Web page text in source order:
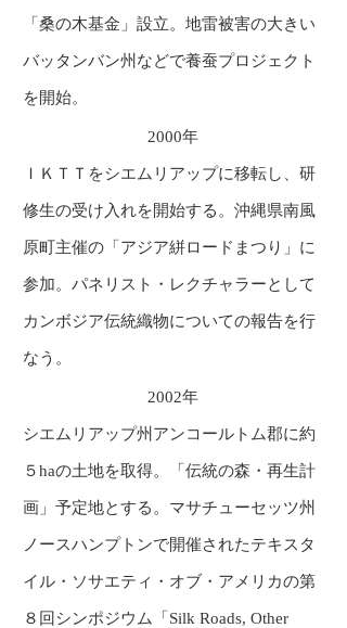
「桑の木基金」設立。地雷被害の大きい
バッタンバン州などで養蚕プロジェクト
を開始。
2000年
ＩＫＴＴをシエムリアップに移転し、研
修生の受け入れを開始する。沖縄県南風
原町主催の「アジア絣ロードまつり」に
参加。パネリスト・レクチャラーとして
カンボジア伝統織物についての報告を行
なう。
2002年
シエムリアップ州アンコールトム郡に約
５haの土地を取得。「伝統の森・再生計
画」予定地とする。マサチューセッツ州
ノースハンプトンで開催されたテキスタ
イル・ソサエティ・オブ・アメリカの第
８回シンポジウム「Silk Roads, Other